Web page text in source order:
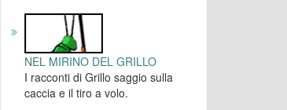
NEL MIRINO DEL GRILLO
I racconti di Grillo saggio sulla
caccia e il tiro a volo.